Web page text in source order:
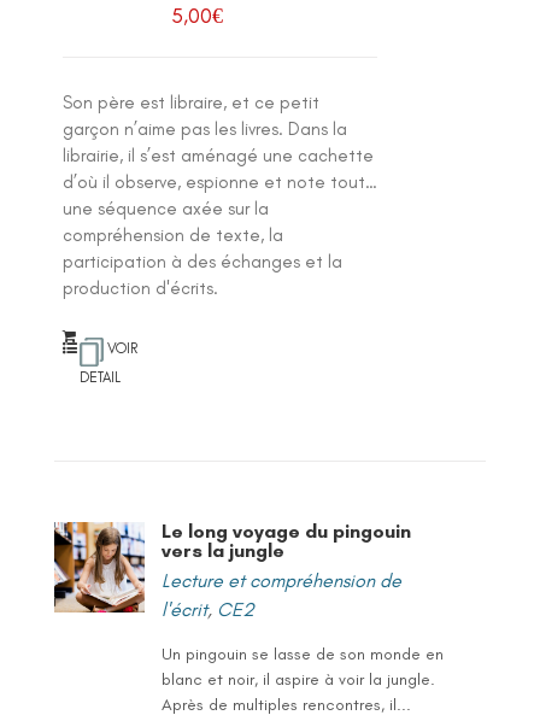
5,00€
Son père est libraire, et ce petit
garçon n’aime pas les livres. Dans la
librairie, il s’est aménagé une cachette
d’où il observe, espionne et note tout…
une séquence axée sur la
compréhension de texte, la
participation à des échanges et la
production d'écrits.
VOIR
DETAIL
Le long voyage du pingouin
vers la jungle
Lecture et compréhension de
l'écrit, CE2
Un pingouin se lasse de son monde en
blanc et noir, il aspire à voir la jungle.
Après de multiples rencontres, il...